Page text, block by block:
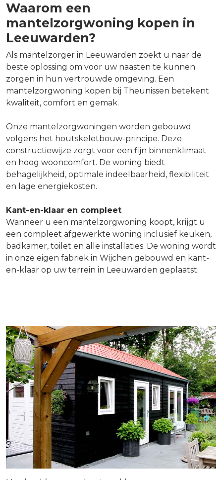
Waarom een
mantelzorgwoning kopen in
Leeuwarden?
Als mantelzorger in Leeuwarden zoekt u naar de
beste oplossing om voor uw naasten te kunnen
zorgen in hun vertrouwde omgeving. Een
mantelzorgwoning kopen bij Theunissen betekent
kwaliteit, comfort en gemak.
Onze mantelzorgwoningen worden gebouwd
volgens het houtskeletbouw-principe. Deze
constructiewijze zorgt voor een fijn binnenklimaat
en hoog wooncomfort. De woning biedt
behagelijkheid, optimale indeelbaarheid, flexibiliteit
en lage energiekosten.
Kant-en-klaar en compleet
Wanneer u een mantelzorgwoning koopt, krijgt u
een compleet afgewerkte woning inclusief keuken,
badkamer, toilet en alle installaties. De woning wordt
in onze eigen fabriek in Wijchen gebouwd en kant-
en-klaar op uw terrein in Leeuwarden geplaatst.